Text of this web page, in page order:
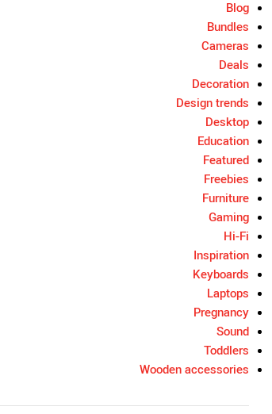
۲۲
آذر
Logitech POP Keys
ارسال توسط
Blog
Bundles
Cameras
Deals
Decoration
Design trends
Desktop
Education
Featured
Freebies
Furniture
Gaming
Hi-Fi
Inspiration
Keyboards
Laptops
Pregnancy
Sound
Toddlers
Wooden accessories